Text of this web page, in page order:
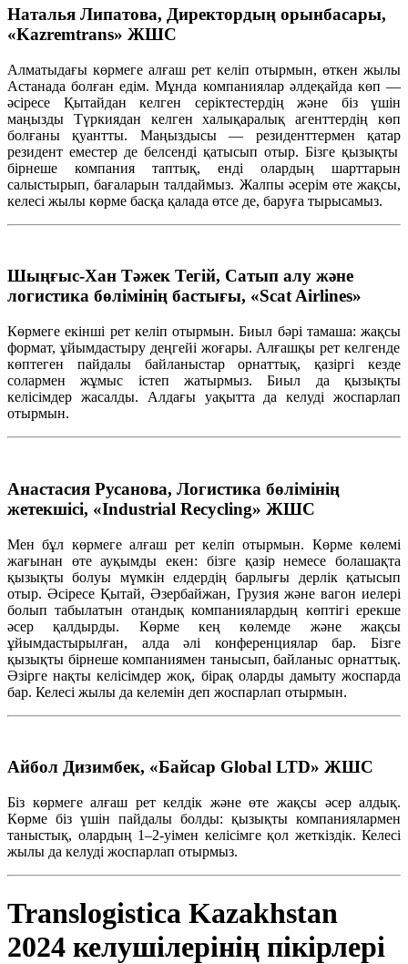
Наталья Липатова, Директордың орынбасары,
«Kazremtrans» ЖШС
Алматыдағы көрмеге алғаш рет келіп отырмын, өткен жылы
Астанада болған едім.Мұнда компаниялар әлдеқайда көп —
әсіресе
Қытайдан келген серіктестердің және біз
үшін
маңызды
Түркиядан келген халықаралық агенттердің
көп
болғаны
қуантты. Маңыздысы— резиденттермен
қатар
резидент еместер де белсенді қатысып отыр. Бізге қызықты
бірнеше компания таптық, енді олардың
шарттарын
салыстырып,бағаларын талдаймыз. Жалпы әсерім өте жақсы,
келесі жылы көрме басқа қалада өтсе де, баруға тырысамыз.
Шыңғыс-Хан Тәжек Тегій, Сатып алу және
логистика бөлімінің бастығы, «Scat Airlines»
Көрмеге екінші рет келіп отырмын. Биыл бәрі тамаша: жақсы
формат, ұйымдастыру деңгейі жоғары. Алғашқы рет келгенде
көптеген
пайдалы байланыстар орнаттық,қазіргі
кезде
солармен жұмыс істеп жатырмыз. Биыл дақызықты
келісімдер жасалды. Алдағы уақытта дакелуді
жоспарлап
отырмын.
Анастасия Русанова, Логистика бөлімінің
жетекшісі, «Industrial Recycling» ЖШС
Менбұл көрмеге алғаш рет келіп отырмын. Көрме көлемі
жағынан
өте ауқымды екен: бізге қазір немесе болашақта
қызықты болуы мүмкін елдердің барлығы дерлік қатысып
отыр.Әсіресе Қытай,Әзербайжан, Грузия және вагониелері
болып табылатын отандық компаниялардың көптігі ерекше
әсер
қалдырды. Көрмекең көлемде жәнежақсы
ұйымдастырылған, алда әлі конференцияларбар.Бізге
қызықты бірнеше компаниямен танысып,байланыс орнаттық.
Әзірге нақты келісімдер жоқ, бірақ оларды дамыту жоспарда
бар. Келесі жылы да келемін деп жоспарлап отырмын.
Айбол Дизимбек, «Байсар Global LTD» ЖШС
Біз көрмеге алғаш рет келдік жәнеөте жақсы әсер алдық.
Көрме біз үшін пайдалы болды: қызықты компаниялармен
таныстық, олардың 1–2-уімен келісімге қол жеткіздік. Келесі
жылы да келуді жоспарлап отырмыз.
Translogistica Kazakhstan
2024 келушілерінің пікірлері